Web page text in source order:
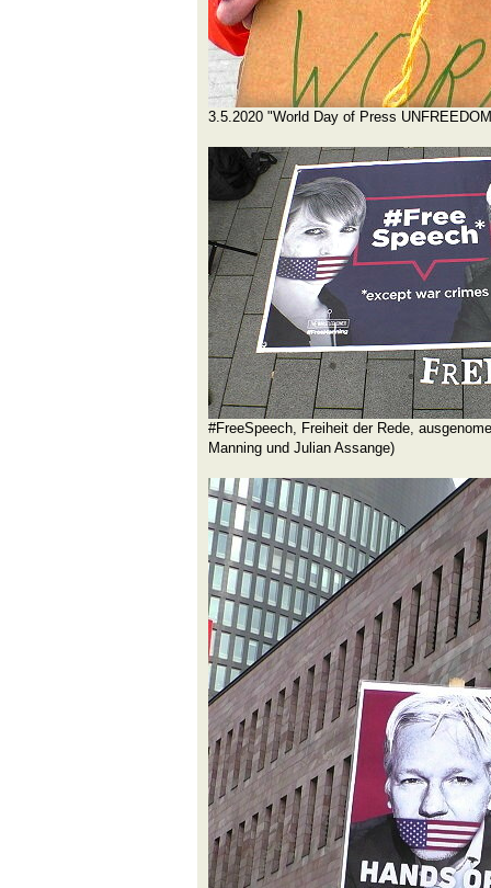
3.5.2020 "World Day of Press
#FreeSpeech, Freiheit der Rede,
Manning und Julian Assange)